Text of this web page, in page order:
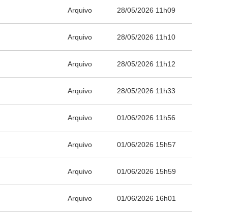
Arquivo 28/05/2026 11h09
Arquivo 28/05/2026 11h10
Arquivo 28/05/2026 11h12
Arquivo 28/05/2026 11h33
Arquivo 01/06/2026 11h56
Arquivo 01/06/2026 15h57
Arquivo 01/06/2026 15h59
Arquivo 01/06/2026 16h01